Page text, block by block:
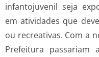
infantojuvenil seja
em atividades que
ou recreativas. Com a
Prefeitura passariam